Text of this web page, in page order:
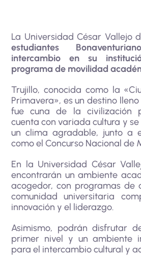
La Universidad César Vallejo
estudiantes
intercambio en su
programa de movilidad
Trujillo, conocida como la
Primavera», es un destino
fue cuna de la civilización
cuenta con variada cultura y
un clima agradable, junto a
como el Concurso Nacional de
En la Universidad César
encontrarán un ambiente
acogedor, con programas de
comunidad universitaria
innovación y el liderazgo.
Asimismo, podrán disfrutar
primer nivel y un ambiente
para el intercambio cultural y